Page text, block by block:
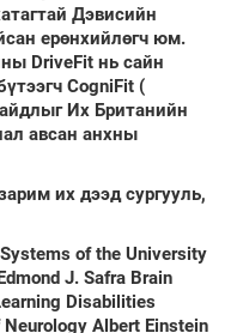
Дэвисийн
ерөнхийлөгч юм.
DriveFit нь сайн
CogniFit (
Их Британийн
авсан анхны
их дээд сургууль,
of the University
J. Safra Brain
Disabilities
Albert Einstein